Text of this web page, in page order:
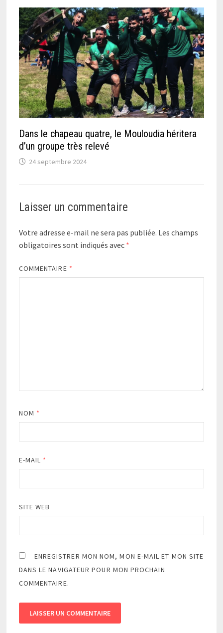
Dans le chapeau quatre, le Mouloudia héritera
d’un groupe très relevé
24 septembre 2024
Laisser un commentaire
Votre adresse e-mail ne sera pas publiée. Les champs
obligatoires sont indiqués avec *
COMMENTAIRE *
NOM *
E-MAIL *
SITE WEB
ENREGISTRER MON NOM, MON E-MAIL ET MON SITE
DANS LE NAVIGATEUR POUR MON PROCHAIN
COMMENTAIRE.